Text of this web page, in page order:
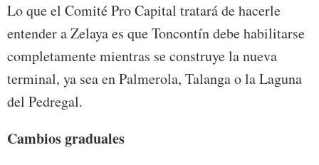
Lo que el Comité Pro Capital tratará de hacerle
entender a Zelaya es que Toncontín debe habilitarse
completamente mientras se construye la nueva
terminal, ya sea en Palmerola, Talanga o la Laguna
del Pedregal.
Cambios graduales